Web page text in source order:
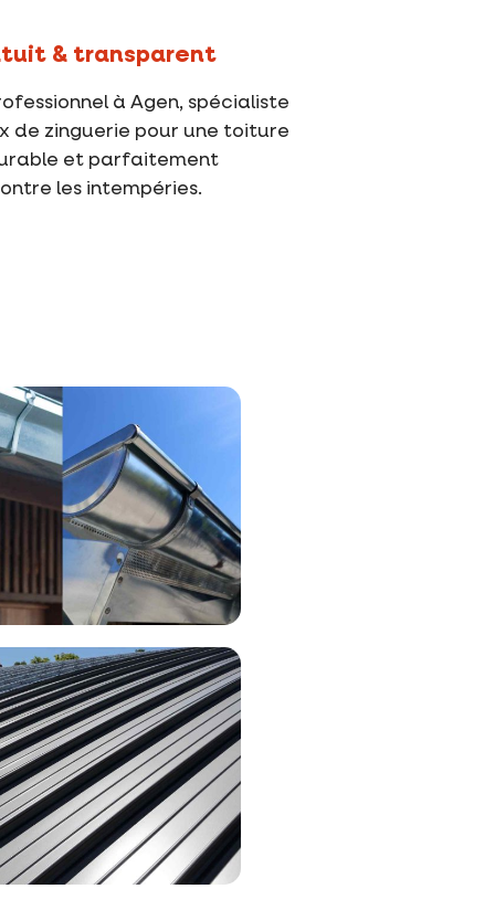
& transparent
à Agen, spécialiste
de zinguerie pour une toiture
et parfaitement
les intempéries.